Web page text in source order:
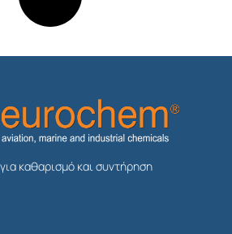
καθαρισμό και συντήρηση